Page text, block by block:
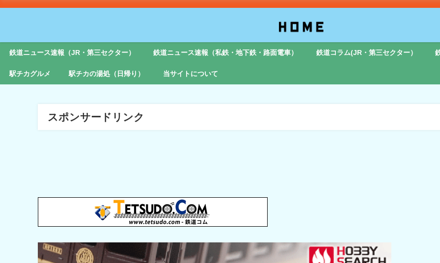
鉄道ニュース速報（JR・第三セクター） 鉄道ニュース速報（私鉄・地下鉄・路面電車） 鉄道コラム(JR・第三セクター）
駅チカグルメ 駅チカの湯処（日帰り） 当サイトについて
スポンサードリンク